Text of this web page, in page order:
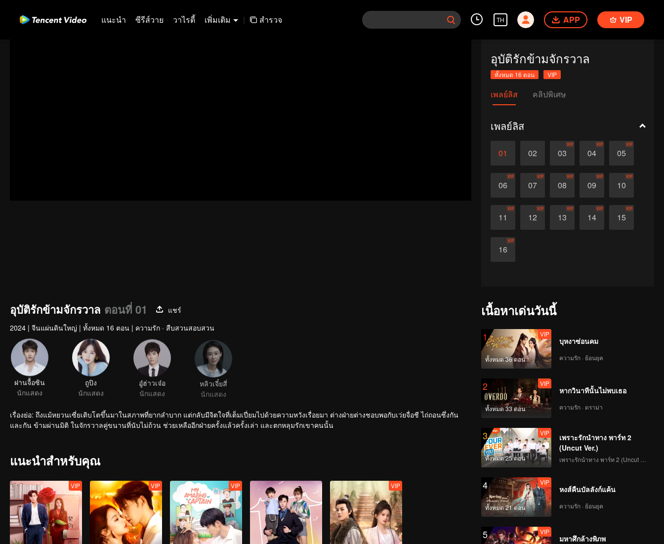
แนะนำ ซีรีส์วาย วาไรตี้ เพิ่มเติม | สำรวจ TH APP VIP
อุบัติรักข้ามจักรวาล
ทั้งหมด 16 ตอน VIP
เพลย์ลิส คลิปพิเศษ
เพลย์ลิส
01 02 03
VIP
04
VIP
05
VIP
06
VIP
07
VIP
08
VIP
09
VIP
10
VIP
11
VIP
12
VIP
13
VIP
14
VIP
15
VIP
16
VIP
อุบัติรักข้ามจักรวาล ตอนที่ 01
แชร์
2024 | จีนแผ่นดินใหญ่ | ทั้งหมด 16 ตอน | ความรัก · สืบสวนสอบสวน
ฝานจื้อซิน
นักแสดง
ถูปิง
นักแสดง
อู๋ฮ่าวเจ๋อ
นักแสดง
หลิวเจี๋ยสี่
นักแสดง
เรื่องย่อ: ถึงแม้หยวนเซี่ยเติบโตขึ้นมาในสภาพที่ยากลำบาก แต่กลับมีจิตใจที่เต็มเปี่ยมไปด้วยความหวังเรื่อยมา ต่างฝ่ายต่างชอบพอกับเว่ยจื่อชี ไถ่ถอนซึ่งกัน
และกัน ข้ามผ่านมิติ ในจักรวาลคู่ขนานที่นับไม่ถ้วน ช่วยเหลืออีกฝ่ายครั้งแล้วครั้งเล่า และตกหลุมรักเขาคนนั้น
แนะนำสำหรับคุณ
VIP VIP VIP VIP
เนื้อหาเด่นวันนี้
1
ทั้งหมด 36 ตอน
VIP
บุหงาซ่อนคม
ความรัก · ย้อนยุค
2
ทั้งหมด 33 ตอน
VIP
หากวินาทีนั้นไม่พบเธอ
ความรัก · ดราม่า
3
ทั้งหมด 25 ตอน
VIP
เพราะรักนำทาง พาร์ท 2
(Uncut Ver.)
4
ทั้งหมด 21 ตอน
VIP
หงส์คืนบัลลังก์แค้น
ความรัก · ย้อนยุค
5 VIP
มหาศึกล้างพิภพ